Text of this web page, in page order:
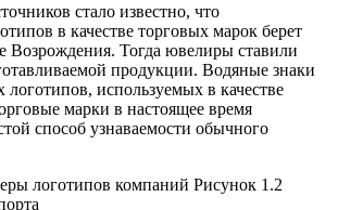
стало известно, что
в качестве торговых марок берет
Возрождения. Тогда ювелиры ставили
продукции. Водяные знаки
используемых в качестве
марки в настоящее время
способ узнаваемости обычного
логотипов компаний Рисунок 1.2